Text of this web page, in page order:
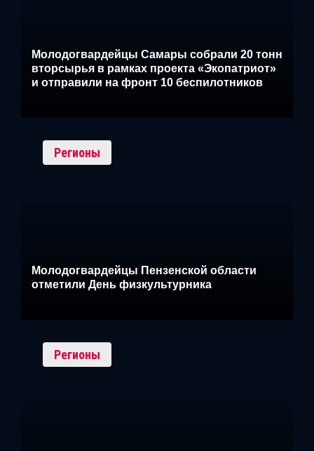
Молодогвардейцы Самары собрали 20 тонн
вторсырья в рамках проекта «Экопатриот»
и отправили на фронт 10 беспилотников
Регионы
Молодогвардейцы Пензенской области
отметили День физкультурника
Регионы